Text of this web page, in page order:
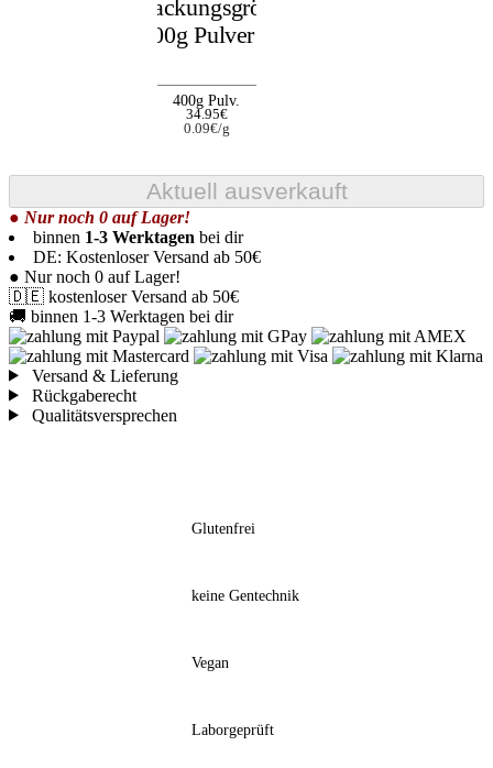
400g Pulv.
34.95€
0.09€/g
● Nur noch 0 auf Lager!
binnen 1-3 Werktagen bei dir
DE: Kostenloser Versand ab 50€
● Nur noch 0 auf Lager!
🇩🇪 kostenloser Versand ab 50€
🚚 binnen 1-3 Werktagen bei dir
Versand & Lieferung
Rückgaberecht
Qualitätsversprechen
Glutenfrei
keine Gentechnik
Vegan
Laborgeprüft